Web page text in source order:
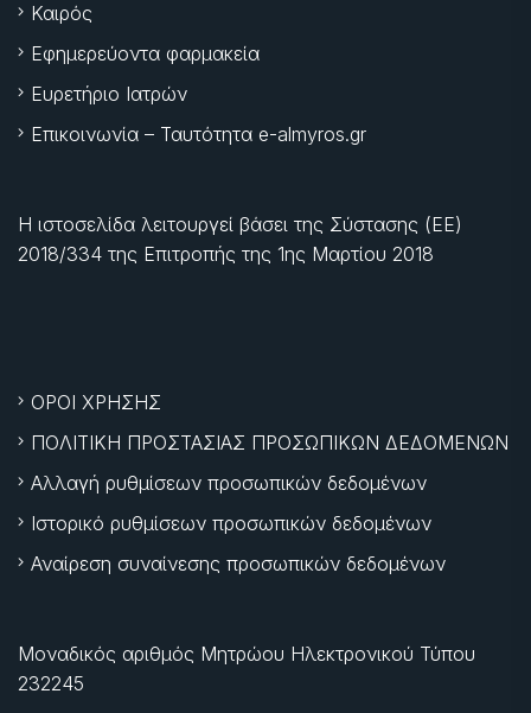
Καιρός
Εφημερεύοντα φαρμακεία
Ευρετήριο Ιατρών
Επικοινωνία – Ταυτότητα e-almyros.gr
Η ιστοσελίδα λειτουργεί βάσει της Σύστασης (ΕΕ)
2018/334 της Επιτροπής της 1ης Μαρτίου 2018
ΟΡΟΙ ΧΡΗΣΗΣ
ΠΟΛΙΤΙΚΗ ΠΡΟΣΤΑΣΙΑΣ ΠΡΟΣΩΠΙΚΩΝ ΔΕΔΟΜΕΝΩΝ
Αλλαγή ρυθμίσεων προσωπικών δεδομένων
Ιστορικό ρυθμίσεων προσωπικών δεδομένων
Αναίρεση συναίνεσης προσωπικών δεδομένων
Μοναδικός αριθμός Μητρώου Ηλεκτρονικού Τύπου
232245